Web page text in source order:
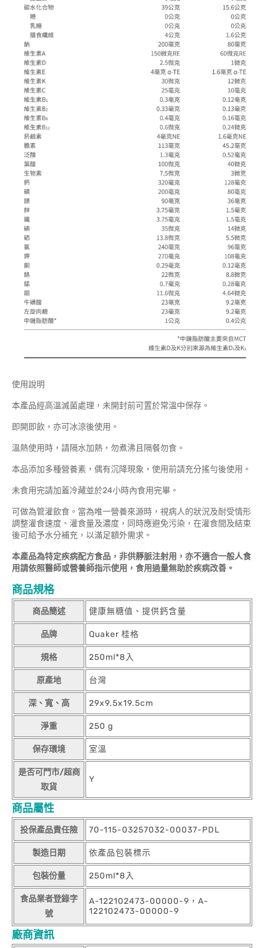
使用說明
本產品經高溫滅菌處理，未開封前可置於常溫中保存。
即開即飲，亦可冰涼後使用。
溫熱使用時，請隔水加熱，勿煮沸且隔餐勿食。
本品添加多種營養素，偶有沉降現象，使用前請充分搖勻後使用。
未食用完請加蓋冷藏並於24小時內食用完畢。
可做為管灌飲食。當為唯一營養來源時，視病人的狀況及耐受情形
調整灌食速度、灌食量及濃度，同時應避免污染，在灌食間及結束
後可給予水分補充，以滿足額外需求。
本產品為特定疾病配方食品，非供靜脈注射用，亦不適合一般人食
用請依照醫師或營養師指示使用，食用過量無助於疾病改善。
商品規格
商品簡述 健康無糖值、提供鈣含量
品牌 Quaker 桂格
規格 250ml*8入
原產地 台灣
深、寬、高 29x9.5x19.5cm
淨重 250 g
保存環境 室溫
是否可門市/超商
取貨
Y
商品屬性
投保產品責任險 70-115-03257032-00037-PDL
製造日期 依產品包裝標示
包裝份量 250ml*8入
食品業者登錄字
號
A-122102473-00000-9，A-
122102473-00000-9
廠商資訊